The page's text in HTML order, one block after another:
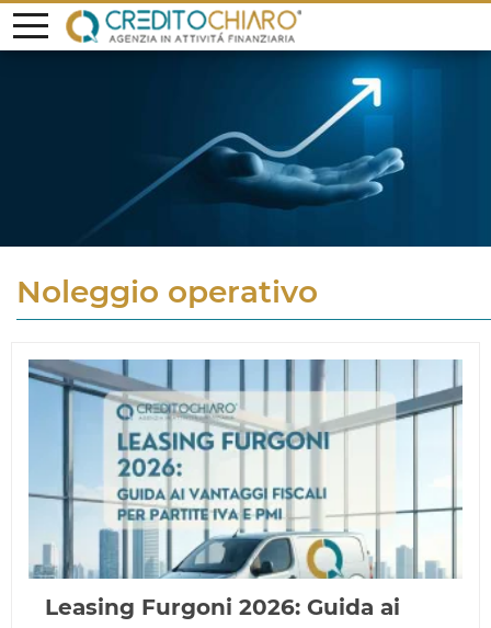
Noleggio operativo
Leasing Furgoni 2026: Guida ai